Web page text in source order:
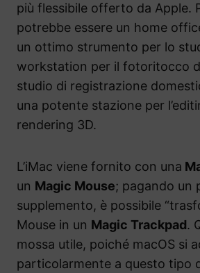
più flessibile offerto da Apple.
potrebbe essere un home
un ottimo strumento per lo
workstation per il fotoritocco
studio di registrazione
una potente stazione per
rendering 3D.
L’iMac viene fornito con una
un Magic Mouse; pagando un
supplemento, è possibile
Mouse in un Magic Trackpad.
mossa utile, poiché macOS si
particolarmente a questo tipo